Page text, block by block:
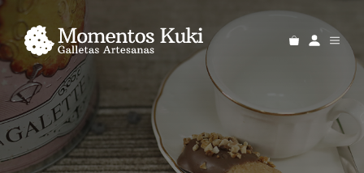
Saltar
al
contenido